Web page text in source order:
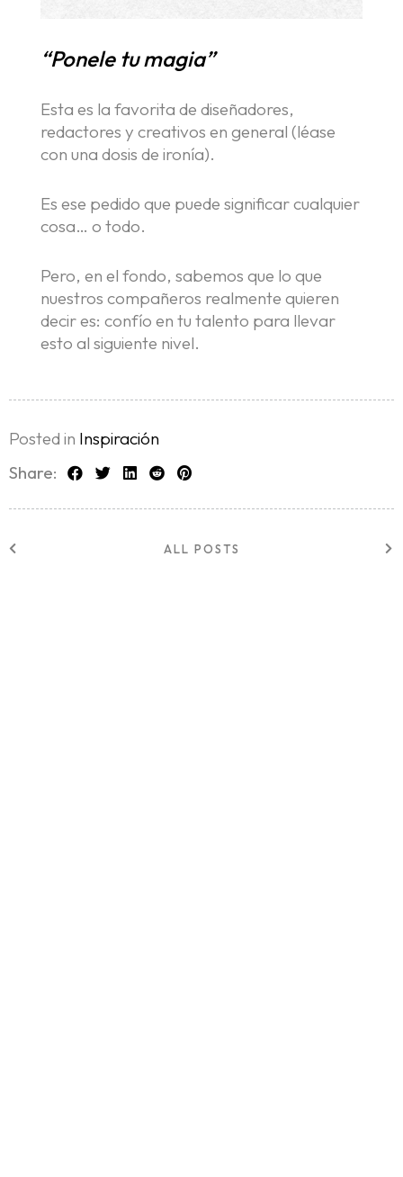
“Ponele tu magia”
Esta es la favorita de diseñadores,
redactores y creativos en general (léase
con una dosis de ironía).
Es ese pedido que puede significar cualquier
cosa… o todo.
Pero, en el fondo, sabemos que lo que
nuestros compañeros realmente quieren
decir es: confío en tu talento para llevar
esto al siguiente nivel.
Posted in Inspiración
Share:
ALL POSTS